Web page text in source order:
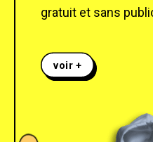
gratuit et sans
voir +